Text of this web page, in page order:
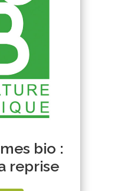
bio :
reprise